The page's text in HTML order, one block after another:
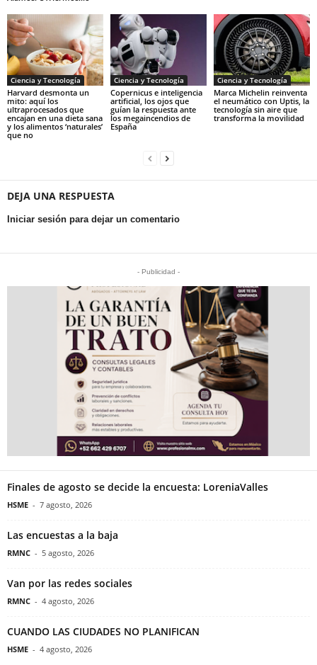
Ciencia y Tecnología
Harvard desmonta un
mito: aquí los
ultraprocesados que
encajan en una dieta sana
y los alimentos ‘naturales’
que no
Ciencia y Tecnología
Copernicus e inteligencia
artificial, los ojos que
guían la respuesta ante
los megaincendios de
España
Ciencia y Tecnología
Marca Michelin reinventa
el neumático con Uptis, la
tecnología sin aire que
transforma la movilidad
DEJA UNA RESPUESTA
Iniciar sesión para dejar un comentario
- Publicidad -
Finales de agosto se decide la encuesta: LoreniaValles
HSME - 7 agosto, 2026
Las encuestas a la baja
RMNC - 5 agosto, 2026
Van por las redes sociales
RMNC - 4 agosto, 2026
CUANDO LAS CIUDADES NO PLANIFICAN
HSME - 4 agosto, 2026